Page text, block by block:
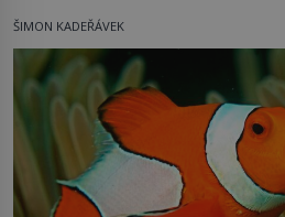
ŠIMON KADEŘÁVEK